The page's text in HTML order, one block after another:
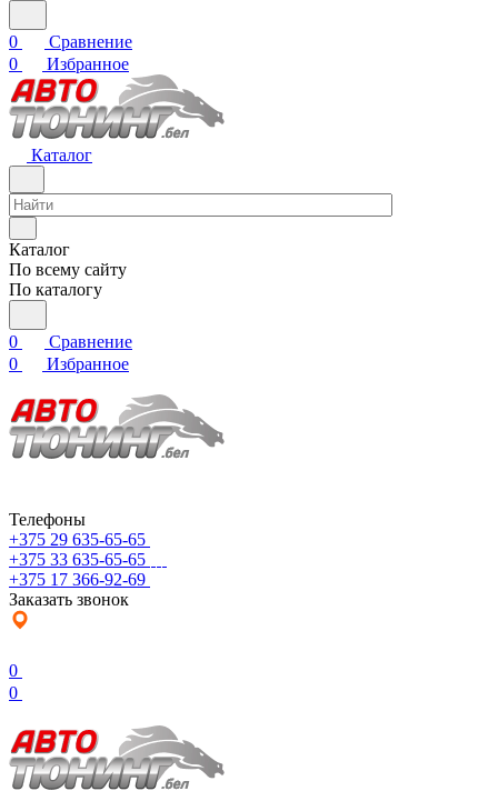
0
Сравнение
0
Избранное
Каталог
Каталог
По всему сайту
По каталогу
0
Сравнение
0
Избранное
Телефоны
+375 29 635-65-65
+375 33 635-65-65
+375 17 366-92-69
Заказать звонок
0
0